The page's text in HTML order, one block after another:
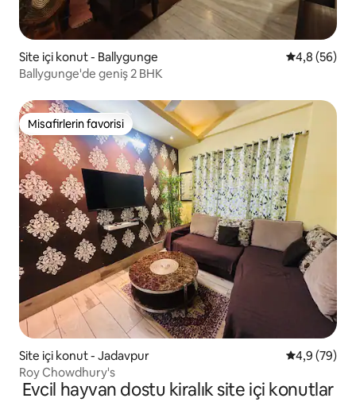
Site içi konut - Ballygunge 5 üzerinden
4,8 (56)
Ballygunge'de geniş 2 BHK
Misafirlerin favorisi
Misafirlerin favorisi
Site içi konut - Jadavpur 5 üzerinden
4,9 (79)
Roy Chowdhury's
Evcil hayvan dostu kiralık site içi konutlar